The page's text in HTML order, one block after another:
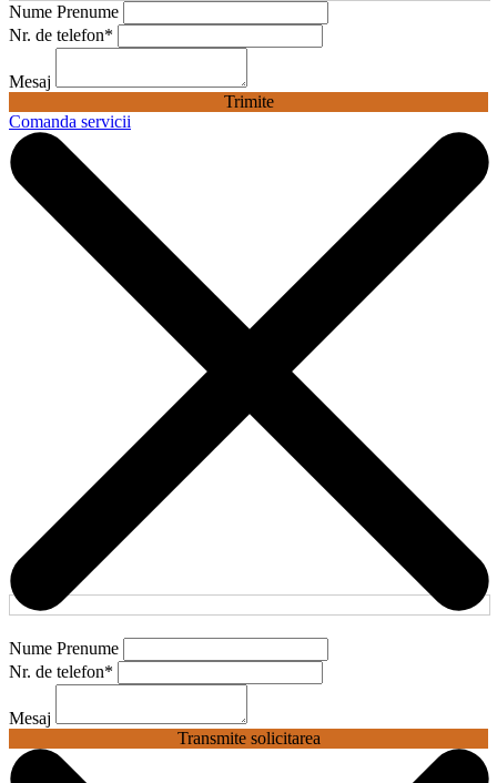
Nume Prenume
Nr. de telefon*
Mesaj
Trimite
Comanda servicii
Nume Prenume
Nr. de telefon*
Mesaj
Transmite solicitarea